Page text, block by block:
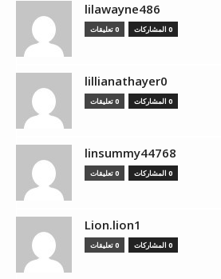
lilawayne486
0 المشاركات 0 تعليقات
lillianathayer0
0 المشاركات 0 تعليقات
linsummy44768
0 المشاركات 0 تعليقات
Lion.lion1
0 المشاركات 0 تعليقات